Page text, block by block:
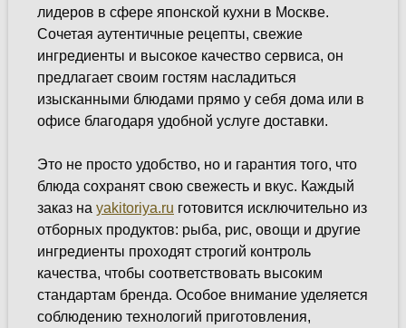
лидеров в сфере японской кухни в Москве.
Сочетая аутентичные рецепты, свежие
ингредиенты и высокое качество сервиса, он
предлагает своим гостям насладиться
изысканными блюдами прямо у себя дома или в
офисе благодаря удобной услуге доставки.
Это не просто удобство, но и гарантия того, что
блюда сохранят свою свежесть и вкус. Каждый
заказ на yakitoriya.ru готовится исключительно из
отборных продуктов: рыба, рис, овощи и другие
ингредиенты проходят строгий контроль
качества, чтобы соответствовать высоким
стандартам бренда. Особое внимание уделяется
соблюдению технологий приготовления,